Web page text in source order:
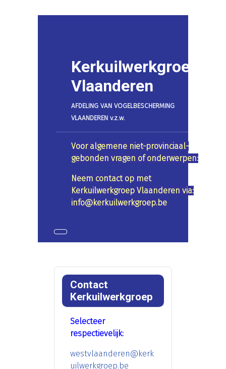
Kerkuilwerkgroep
Vlaanderen
AFDELING VAN VOGELBESCHERMING
VLAANDEREN v.z.w.
Voor algemene niet-provinciaal-
gebonden vragen of onderwerpen:
Neem contact op met
Kerkuilwerkgroep Vlaanderen via:
info@kerkuilwerkgroep.be
Contact
Kerkuilwerkgroep
Selecteer
respectievelijk:
westvlaanderen@kerk
uilwerkgroep.be